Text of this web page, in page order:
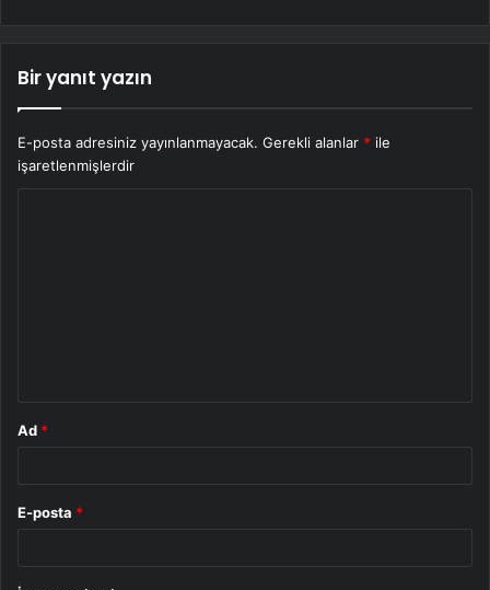
Bir yanıt yazın
E-posta adresiniz yayınlanmayacak. Gerekli alanlar * ile
işaretlenmişlerdir
Ad *
E-posta *